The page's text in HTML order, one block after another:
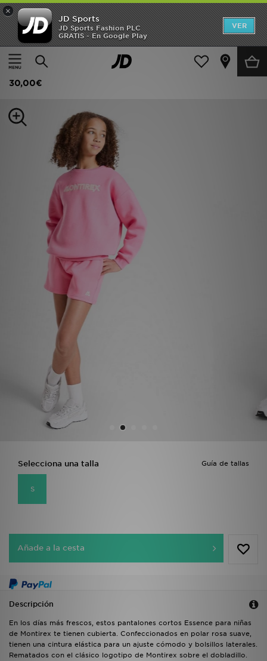
×
JD Sports
JD Sports Fashion PLC
GRATIS - En Google Play
VER
Página principal
Niños Ropa juvenil (8-15 años)
MONTIREX Pantalón Corto Essence Girls' Júnior
30,00€
Guía de tallas
Selecciona una talla
S
Añade a la cesta
Descripción
En los días más frescos, estos pantalones cortos Essence para niñas
de Montirex te tienen cubierta. Confeccionados en polar rosa suave,
tienen una cintura elástica para un ajuste cómodo y bolsillos laterales.
Rematados con el clásico logotipo de Montirex sobre el dobladillo.
Hombre
Mujer
Estilo
Ver Marcas
Deportes & Fitness
TARJETA REGALO